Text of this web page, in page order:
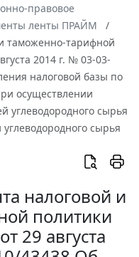
правовое
ленты ПРАЙМ
таможенно-тарифной
2014 г. № 03-03-
налоговой базы по
осуществлении
углеводородного сырья
сырья
налоговой и
политики
29 августа